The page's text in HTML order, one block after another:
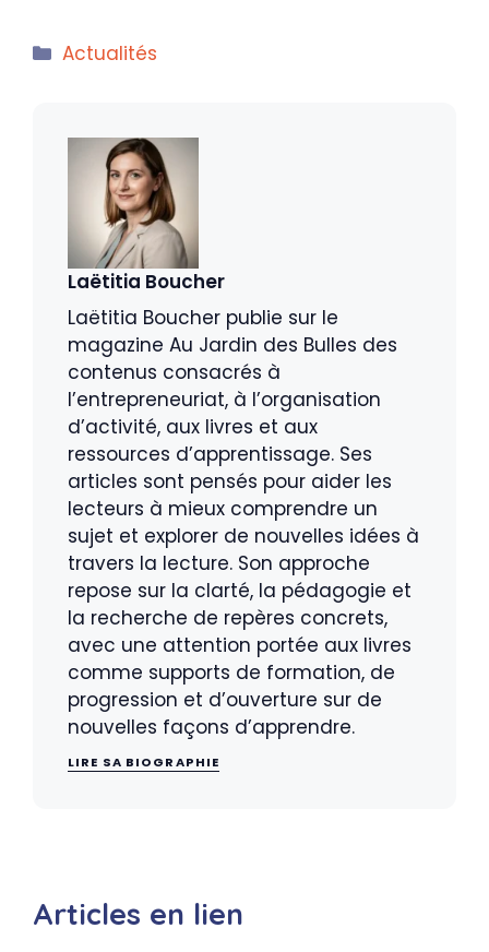
Catégories
Actualités
Laëtitia Boucher
Laëtitia Boucher publie sur le
magazine Au Jardin des Bulles des
contenus consacrés à
l’entrepreneuriat, à l’organisation
d’activité, aux livres et aux
ressources d’apprentissage. Ses
articles sont pensés pour aider les
lecteurs à mieux comprendre un
sujet et explorer de nouvelles idées à
travers la lecture. Son approche
repose sur la clarté, la pédagogie et
la recherche de repères concrets,
avec une attention portée aux livres
comme supports de formation, de
progression et d’ouverture sur de
nouvelles façons d’apprendre.
LIRE SA BIOGRAPHIE
Articles en lien